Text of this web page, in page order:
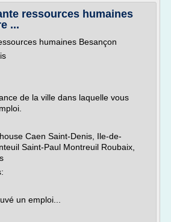
ressources humaines
...
humaines Besançon
de la ville dans laquelle vous
Caen Saint-Denis, Ile-de-
Saint-Paul Montreuil Roubaix,
un emploi...